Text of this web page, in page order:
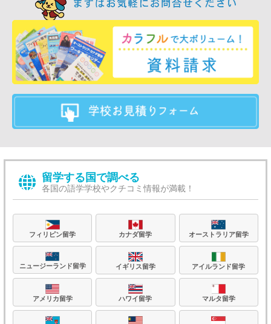
留学する国で調べる
各国の語学学校やクチコミ情報が満載！
フィリピン留学 カナダ留学 オーストラリア留学
ニュージーランド留学 イギリス留学 アイルランド留学
アメリカ留学 ハワイ留学 マルタ留学